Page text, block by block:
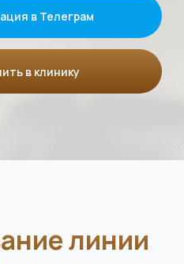
199 000 ₽
Бесплатно